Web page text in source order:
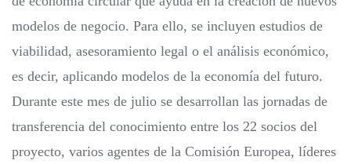
modelos de negocio. Para ello, se incluyen estudios de
viabilidad, asesoramiento legal o el análisis económico,
es decir, aplicando modelos de la economía del futuro.
Durante este mes de julio se desarrollan las jornadas de
transferencia del conocimiento entre los 22 socios del
proyecto, varios agentes de la Comisión Europea, líderes